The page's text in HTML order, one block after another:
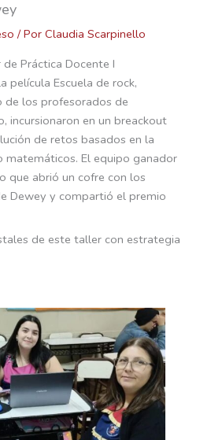
/ PorClaudia Scarpinello
Práctica Docente I
película Escuela de rock,
de los profesorados de
incursionaron en un breackout
de retos basados en la
matemáticos. El equipo ganador
que abrió un cofre con los
Dewey y compartió el premio
de este taller con estrategia